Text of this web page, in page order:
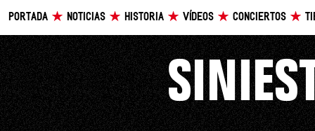
PORTADA NOTICIAS HISTORIA VÍDEOS CONCIERTOS